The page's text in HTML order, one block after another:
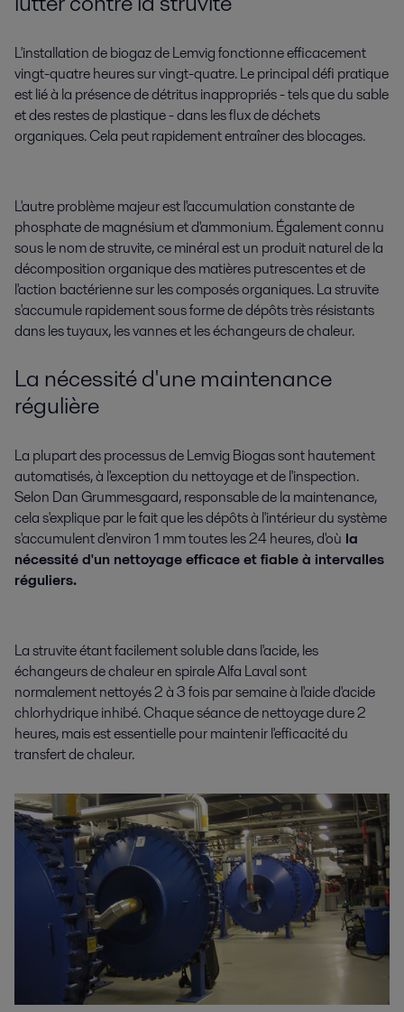
L'installation de biogaz de Lemvig fonctionne efficacement
vingt-quatre heures sur vingt-quatre. Le principal défi pratique
est lié à la présence de détritus inappropriés - tels que du sable
et des restes de plastique - dans les flux de déchets
organiques. Cela peut rapidement entraîner des blocages.
L'autre problème majeur est l'accumulation constante de
phosphate de magnésium et d'ammonium. Également connu
sous le nom de struvite, ce minéral est un produit naturel de la
décomposition organique des matières putrescentes et de
l'action bactérienne sur les composés organiques. La struvite
s'accumule rapidement sous forme de dépôts très résistants
dans les tuyaux, les vannes et les échangeurs de chaleur.
La nécessité d'une maintenance
régulière
La plupart des processus de Lemvig Biogas sont hautement
automatisés, à l'exception du nettoyage et de l'inspection.
Selon Dan Grummesgaard, responsable de la maintenance,
cela s'explique par le fait que les dépôts à l'intérieur du système
s'accumulent d'environ 1 mm toutes les 24 heures, d'où la
nécessité d'un nettoyage efficace et fiable à intervalles
réguliers.
La struvite étant facilement soluble dans l'acide, les
échangeurs de chaleur en spirale Alfa Laval sont
normalement nettoyés 2 à 3 fois par semaine à l'aide d'acide
chlorhydrique inhibé. Chaque séance de nettoyage dure 2
heures, mais est essentielle pour maintenir l'efficacité du
transfert de chaleur.